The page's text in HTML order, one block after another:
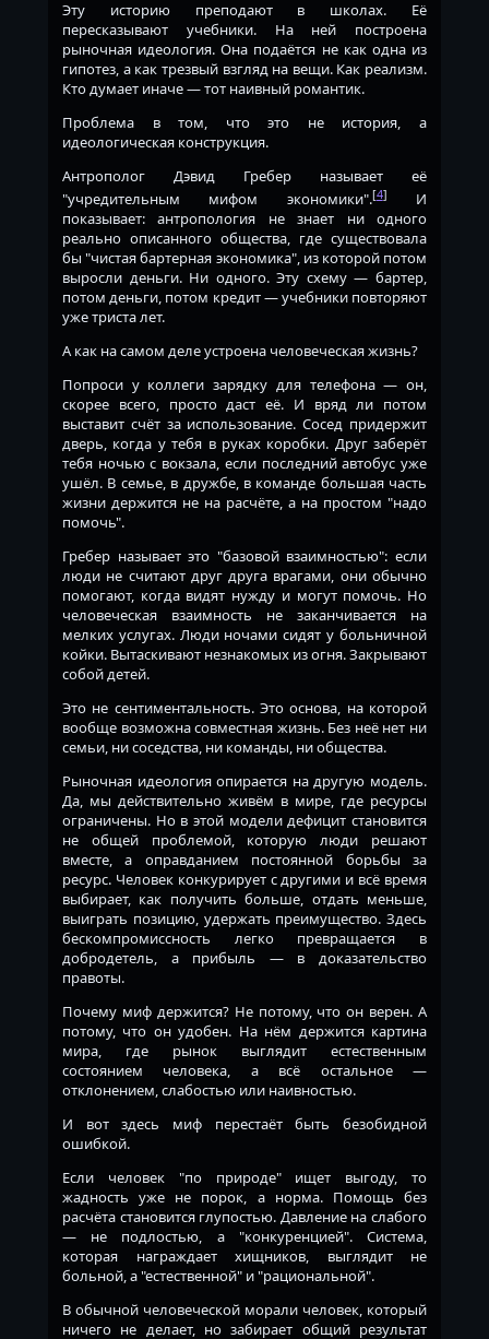
Эту историю преподают в школах. Её
пересказывают учебники. На ней построена
рыночная идеология. Она подаётся не как одна из
гипотез, а как трезвый взгляд на вещи. Как реализм.
Кто думает иначе — тот наивный романтик.
Проблема в том, что это не история, а
идеологическая конструкция.
Антрополог Дэвид Гребер называет её
"учредительным мифом экономики".[4]
И
показывает: антропология не знает ни одного
реально описанного общества, где существовала
бы "чистая бартерная экономика", из которой потом
выросли деньги. Ни одного. Эту схему — бартер,
потом деньги, потом кредит — учебники повторяют
уже триста лет.
А как на самом деле устроена человеческая жизнь?
Попроси у коллеги зарядку для телефона — он,
скорее всего, просто даст её. И вряд ли потом
выставит счёт за использование. Сосед придержит
дверь, когда у тебя в руках коробки. Друг заберёт
тебя ночью с вокзала, если последний автобус уже
ушёл. В семье, в дружбе, в команде большая часть
жизни держится не на расчёте, а на простом "надо
помочь".
Гребер называет это "базовой взаимностью": если
люди не считают друг друга врагами, они обычно
помогают, когда видят нужду и могут помочь. Но
человеческая взаимность не заканчивается на
мелких услугах. Люди ночами сидят у больничной
койки. Вытаскивают незнакомых из огня. Закрывают
собой детей.
Это не сентиментальность. Это основа, на которой
вообще возможна совместная жизнь. Без неё нет ни
семьи, ни соседства, ни команды, ни общества.
Рыночная идеология опирается на другую модель.
Да, мы действительно живём в мире, где ресурсы
ограничены. Но в этой модели дефицит становится
не общей проблемой, которую люди решают
вместе, а оправданием постоянной борьбы за
ресурс. Человек конкурирует с другими и всё время
выбирает, как получить больше, отдать меньше,
выиграть позицию, удержать преимущество. Здесь
бескомпромиссность легко превращается в
добродетель, а прибыль — в доказательство
правоты.
Почему миф держится? Не потому, что он верен. А
потому, что он удобен. На нём держится картина
мира, где рынок выглядит естественным
состоянием человека, а всё остальное —
отклонением, слабостью или наивностью.
И вот здесь миф перестаёт быть безобидной
ошибкой.
Если человек "по природе" ищет выгоду, то
жадность уже не порок, а норма. Помощь без
расчёта становится глупостью. Давление на слабого
— не подлостью, а "конкуренцией". Система,
которая награждает хищников, выглядит не
больной, а "естественной" и "рациональной".
В обычной человеческой морали человек, который
ничего не делает, но забирает общий результат